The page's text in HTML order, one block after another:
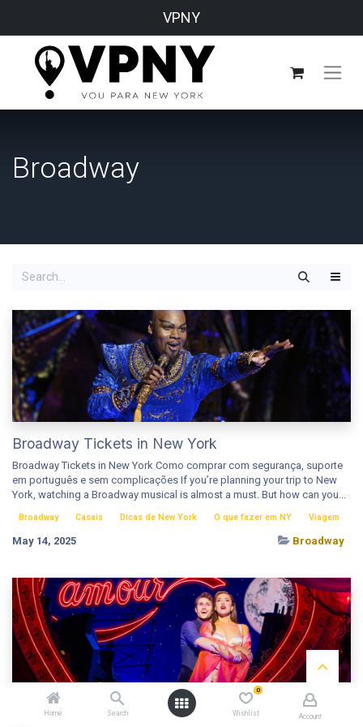
Home Search
0
Wishlist Account
VPNY
Broadway
Broadway Tickets in New York
Broadway Tickets in New York Como comprar com segurança, suporte
em português e sem complicações If you’re planning your trip to New
York, watching a Broadway musical is almost a must. But how can you...
Broadway Casais Dicas de New York O que fazer em NY Viagem
May 14, 2025 Broadway
Moulin Rouge Review